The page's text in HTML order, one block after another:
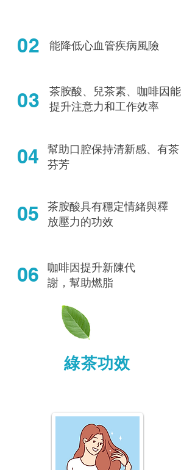
02 能降低心血管疾病風險
03 茶胺酸、兒茶素、咖啡因能
提升注意力和工作效率
04
幫助口腔保持清新感、有茶
芬芳
05 茶胺酸具有穩定情緒與釋
放壓力的功效
06
咖啡因提升新陳代
謝，幫助燃脂
綠茶功效